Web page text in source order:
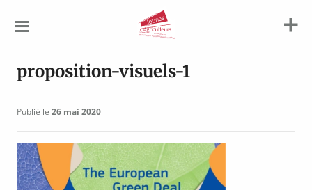
Agriculteurs
proposition-visuels-1
Publié le 26 mai 2020